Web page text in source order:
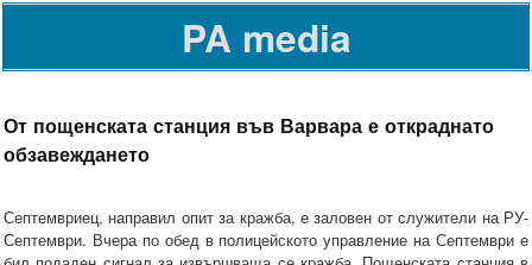
PA media
От пощенската станция във Варвара е откраднато
обзавеждането
Септемвриец, направил опит за кражба, е заловен от служители на РУ-
Септември. Вчера по обед в полицейското управление на Септември е